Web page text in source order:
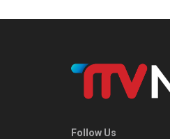
Follow Us